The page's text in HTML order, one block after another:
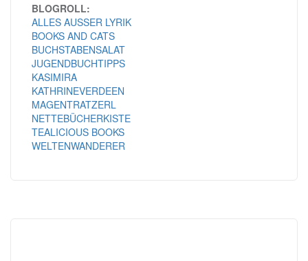
BLOGROLL:
ALLES AUSSER LYRIK
BOOKS AND CATS
BUCHSTABENSALAT
JUGENDBUCHTIPPS
KASIMIRA
KATHRINEVERDEEN
MAGENTRATZERL
NETTEBÜCHERKISTE
TEALICIOUS BOOKS
WELTENWANDERER